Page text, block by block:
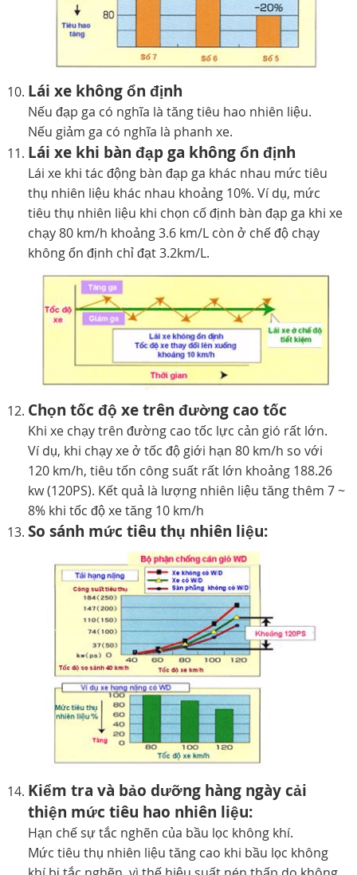
Lái xe không ổn định
Nếu đạp ga có nghĩa là tăng tiêu hao nhiên liệu.
Nếu giảm ga có nghĩa là phanh xe.
Lái xe khi bàn đạp ga không ổn định
Lái xe khi tác động bàn đạp ga khác nhau mức tiêu
thụ nhiên liệu khác nhau khoảng 10%. Ví dụ, mức
tiêu thụ nhiên liệu khi chọn cố định bàn đạp ga khi xe
chạy 80 km/h khoảng 3.6 km/L còn ở chế độ chạy
không ổn định chỉ đạt 3.2km/L.
Chọn tốc độ xe trên đường cao tốc
Khi xe chạy trên đường cao tốc lực cản gió rất lớn.
Ví dụ, khi chạy xe ở tốc độ giới hạn 80 km/h so với
120 km/h, tiêu tốn công suất rất lớn khoảng 188.26
kw (120PS). Kết quả là lượng nhiên liệu tăng thêm 7 ~
8% khi tốc độ xe tăng 10 km/h
So sánh mức tiêu thụ nhiên liệu:
Kiểm tra và bảo dưỡng hàng ngày cải
thiện mức tiêu hao nhiên liệu:
Hạn chế sự tắc nghẽn của bầu lọc không khí.
Mức tiêu thụ nhiên liệu tăng cao khi bầu lọc không